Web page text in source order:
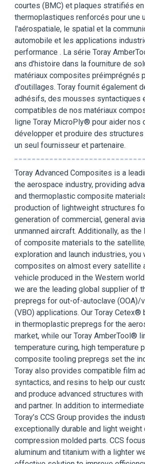
courtes (BMC) et plaques stratifiés en
thermoplastiques renforcés pour une
l'aérospatiale, le spatial et la
automobile et les applications
performance . La série Toray
ans d'histoire dans la fourniture de
matériaux composites préimprégnés
d'outillages. Toray fournit également
adhésifs, des mousses syntactiques
compatibles de nos matériaux
ligne Toray MicroPly® pour aider nos
développer et produire des
un seul fournisseur et partenaire.
Toray Advanced Composites is a
the aerospace industry, providing
and thermoplastic composite
production of lightweight structures
generation of commercial, general
unmanned aircraft. Additionally, as
of composite materials to the
exploration and launch industries, you
composites on almost every satellite
vehicle produced in the Western
we are the leading global supplier of
prepregs for out-of-autoclave (OOA)/
(VBO) applications. Our Toray Cetex®
in thermoplastic prepregs for the
market, while our Toray AmberTool®
temperature curing, high temperature
composite tooling prepregs set the
Toray also provides compatible film
syntactics, and resins to help our
and produce advanced structures
and partner. In addition to
Toray’s CCS Group provides the
exceptionally durable and light weight
compression molded parts. CCS
aluminum and titanium with a lighter